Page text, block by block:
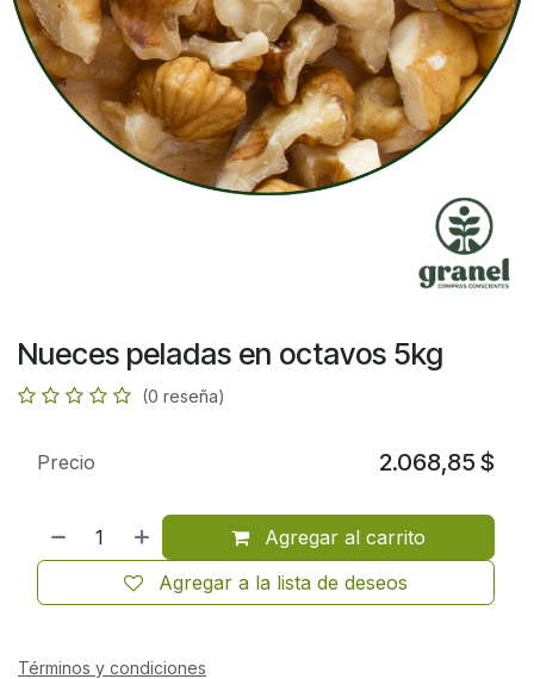
Nueces peladas en octavos 5kg
(0 reseña)
Agregar al carrito
Agregar a la lista de deseos
Precio 2.068,85 $
Términos y condiciones